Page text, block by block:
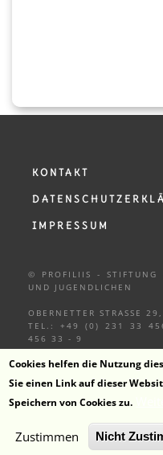
das Schuljahr 2018/19
gestellt. ProFillis
sh
KONTAKT
IMPRESSUM
© PROFILIIS - STIFTUNG
UND JUGENDLICHEN
OBERNETTER STRASSE
TEL.: +49 (0) 231 33
456 33 - 9
Cookies helfen die Nutzung
Sie einen Link auf dieser
Speichern von Cookies zu.
Zustimmen Nicht